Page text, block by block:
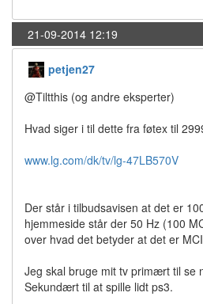
21-09-2014 12:19
petjen27
@Tiltthis (og andre eksperter)
Hvad siger i til dette fra føtex til
www.lg.com/dk/tv/lg-47LB570V
Der står i tilbudsavisen at det er
hjemmeside står der 50 Hz (100
over hvad det betyder at det er MCI
Jeg skal bruge mit tv primært til se
Sekundært til at spille lidt ps3.